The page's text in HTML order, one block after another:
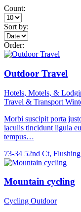
Count:
Sort by:
Order:
Outdoor Travel
Hotels, Motels, &
Travel & Transport
Morbi suscipit porta
iaculis tincidunt ligula
tempus…
73-34 52nd Ct,
Mountain cycling
Cycling Outdoor